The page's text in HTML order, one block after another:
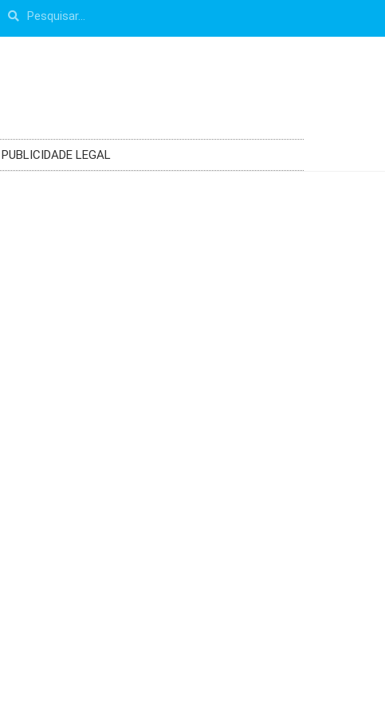
PUBLICIDADE LEGAL